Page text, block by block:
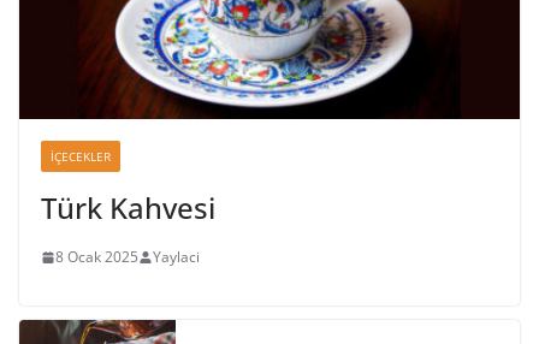
İÇECEKLER
Türk Kahvesi
8 Ocak 2025 Yaylaci